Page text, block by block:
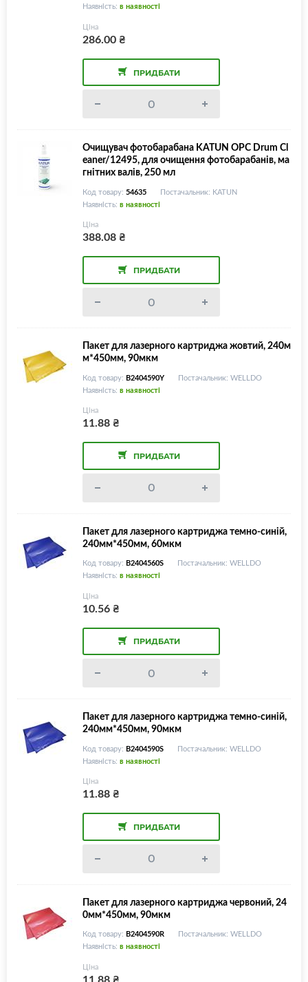
Наявність: в наявності
Ціна
286.00₴
ПРИДБАТИ
Очищувач фотобарабана KATUN OPC Drum Cl
eaner/12495, для очищення фотобарабанів, ма
гнітних валів, 250 мл
Код товару: 54635
Постачальник: KATUN
Наявність: в наявності
Ціна
388.08₴
ПРИДБАТИ
Пакет для лазерного картриджа жовтий, 240м
м*450мм, 90мкм
Код товару: B2404590Y
Постачальник: WELLDO
Наявність: в наявності
Ціна
11.88₴
ПРИДБАТИ
Пакет для лазерного картриджа темно-синій,
240мм*450мм, 60мкм
Код товару: B2404560S
Постачальник: WELLDO
Наявність: в наявності
Ціна
10.56₴
ПРИДБАТИ
Пакет для лазерного картриджа темно-синій,
240мм*450мм, 90мкм
Код товару: B2404590S
Постачальник: WELLDO
Наявність: в наявності
Ціна
11.88₴
ПРИДБАТИ
Пакет для лазерного картриджа червоний, 24
0мм*450мм, 90мкм
Код товару: B2404590R
Постачальник: WELLDO
Наявність: в наявності
Ціна
11.88₴